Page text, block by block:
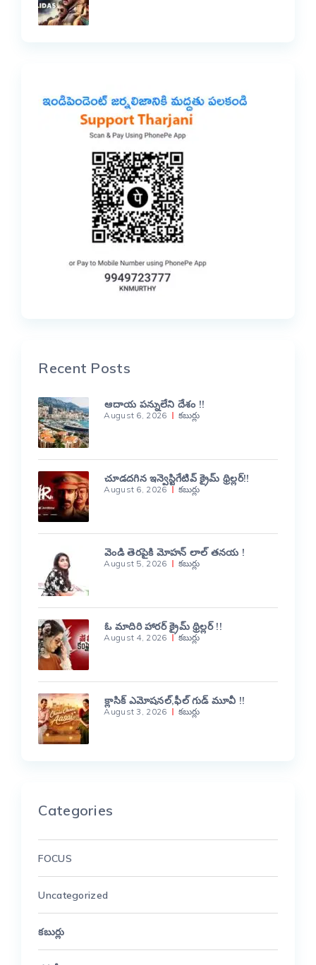
Recent Posts
ఆదాయ పన్నులేని దేశం !!
August 6, 2026 కబుర్లు
చూడదగిన ఇన్వెస్టిగేటివ్ క్రైమ్ థ్రిల్లర్!!
August 6, 2026 కబుర్లు
వెండి తెరపైకి మోహన్ లాల్ తనయ !
August 5, 2026 కబుర్లు
ఓ మాదిరి హారర్ క్రైమ్ థ్రిల్లర్ !!
August 4, 2026 కబుర్లు
క్లాసిక్ ఎమోషనల్,ఫీల్ గుడ్ మూవీ !!
August 3, 2026 కబుర్లు
Categories
FOCUS
Uncategorized
కబుర్లు